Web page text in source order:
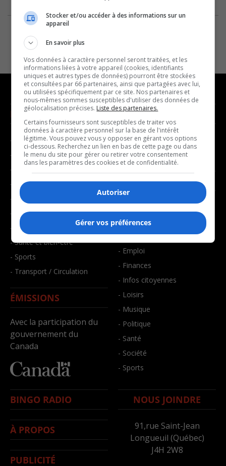
NOUVELLES
- Affaires municipales
- Communauté / Social
- Culture
- Économie
- Éducation
- Environnement
- Faits divers
- Santé et bien-être
- Sports
- Transport / Circulation
ÉMISSIONS
Avec la participation du
gouvernement du
Canada
MUSIQUE
- Décompte franco
- Joué récemment
BALADOS
- Art de vivre
- Bien-être
- Emploi
- Finances
- Infos citoyennes
- Loisirs
- Musique
- Politique
- Santé
- Société
- Sports
BINGO RADIO
À PROPOS
PUBLICITÉ
NOUS JOINDRE
91,rue Saint-Jean
Longueuil (Québec)
J4H 2W8
Stocker et/ou accéder à des informations sur un
appareil
En savoir plus
Vos données à caractère personnel seront traitées, et les
informations liées à votre appareil (cookies, identifiants
uniques et autres types de données) pourront être stockées
et consultées par 66 partenaires, ainsi que partagées avec lui,
ou utilisées spécifiquement par ce site. Nos partenaires et
nous-mêmes sommes susceptibles d'utiliser des données de
géolocalisation précises. Liste des partenaires.
Certains fournisseurs sont susceptibles de traiter vos
données à caractère personnel sur la base de l'intérêt
légitime. Vous pouvez vous y opposer en gérant vos options
ci-dessous. Recherchez un lien en bas de cette page ou dans
le menu du site pour gérer ou retirer votre consentement
dans les paramètres des cookies et de confidentialité.
Autoriser
Gérer vos préférences